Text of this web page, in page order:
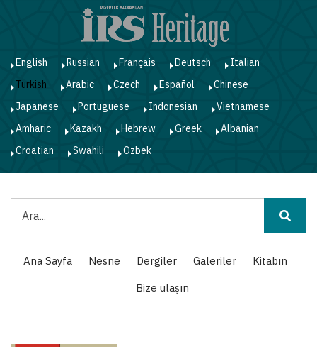
English Russian Français Deutsch
Italian
Turkish
Arabic Czech Español
Chinese
Japanese
Portuguese Indonesian
Vietnamese
Amharic
Kazakh Hebrew Greek
Albanian
Croatian
Swahili Ozbek
Main
navigation
Ana Sayfa Nesne Dergiler Galeriler
Kitabın
Bize ulaşın